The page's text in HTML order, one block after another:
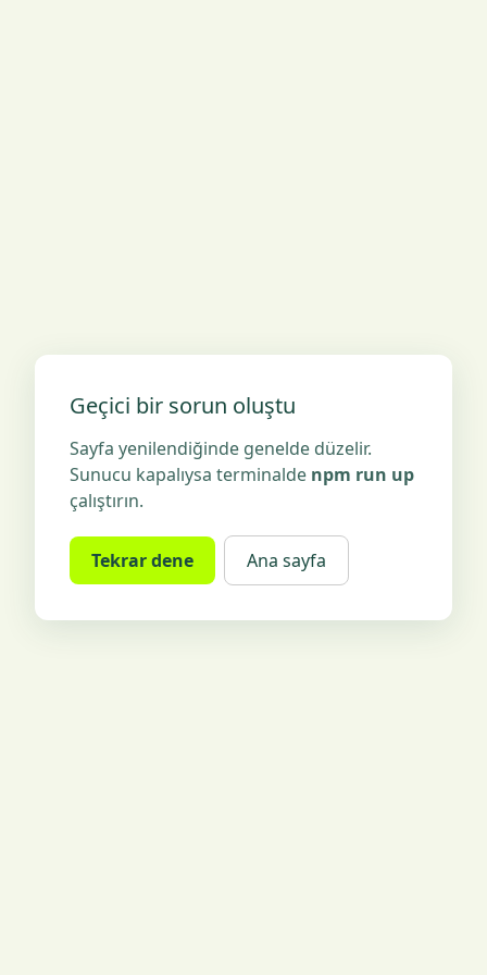
Geçici bir sorun oluştu
Sayfa yenilendiğinde genelde düzelir.
Sunucu kapalıysa terminalde npm run up
çalıştırın.
Tekrar dene Ana sayfa